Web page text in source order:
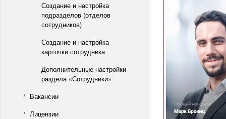
Создание и настройка
подразделов (отделов
сотрудников)
Создание и настройка
карточки сотрудника
Дополнительные настройки
раздела «Сотрудники»
Вакансии
Лицензии